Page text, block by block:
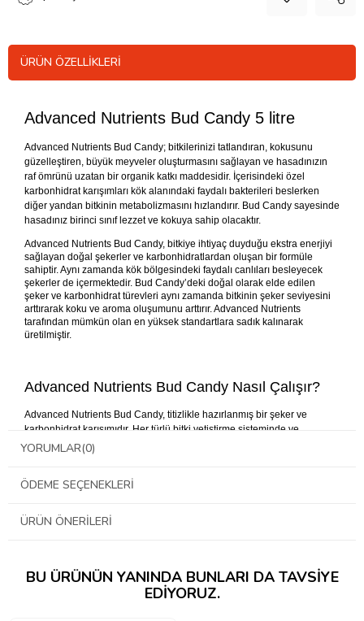
ÜRÜN ÖZELLIKLERI
Advanced Nutrients Bud Candy 5 litre
Advanced Nutrients Bud Candy; bitkilerinizi tatlandıran, kokusunu
güzelleştiren, büyük meyveler oluşturmasını sağlayan ve hasadınızın
raf ömrünü uzatan bir organik katkı maddesidir. İçerisindeki özel
karbonhidrat karışımları kök alanındaki faydalı bakterileri beslerken
diğer yandan bitkinin metabolizmasını hızlandırır. Bud Candy sayesinde
hasadınız birinci sınıf lezzet ve kokuya sahip olacaktır.
Advanced Nutrients Bud Candy, bitkiye ihtiyaç duyduğu ekstra enerjiyi
sağlayan doğal şekerler ve karbonhidratlardan oluşan bir formüle
sahiptir. Aynı zamanda kök bölgesindeki faydalı canlıları besleyecek
şekerler de içermektedir. Bud Candy’deki doğal olarak elde edilen
şeker ve karbonhidrat türevleri aynı zamanda bitkinin şeker seviyesini
arttırarak koku ve aroma oluşumunu arttırır. Advanced Nutrients
tarafından mümkün olan en yüksek standartlara sadık kalınarak
üretilmiştir.
Advanced Nutrients Bud Candy Nasıl Çalışır?
Advanced Nutrients Bud Candy, titizlikle hazırlanmış bir şeker ve
karbonhidrat karışımıdır. Her türlü bitki yetiştirme sisteminde ve
substratla kullanılabilecek bir formüldür. Voodoo Juice, Piranha ve
Tarantula formüllerindeki faydalı mikropları besleyebilecek şeker
canlıları besler. Bu sayede kök bölgesindeki koloniler daha çok
faydalı bakterilerin daha fazla beslenmesi ve güçlenmesi aynı zamanda
aromasını ortaya çıkarması bakımından da eşsiz bir üründür. pH Perfect
YORUMLAR(0)
ÖDEME SEÇENEKLERI
ÜRÜN ÖNERILERI
BU ÜRÜNÜN YANINDA BUNLARI DA TAVSIYE
EDIYORUZ.